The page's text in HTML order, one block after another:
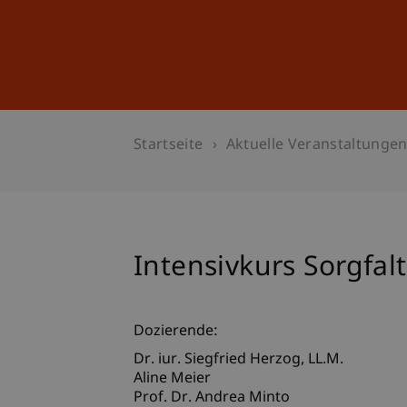
Startseite Aktuelle Veranstaltungen
Intensivkurs
Dozierende:
Dr. iur. Siegfried Herzog LL.M.
Aline Meier
Prof. Dr. Andrea Minto